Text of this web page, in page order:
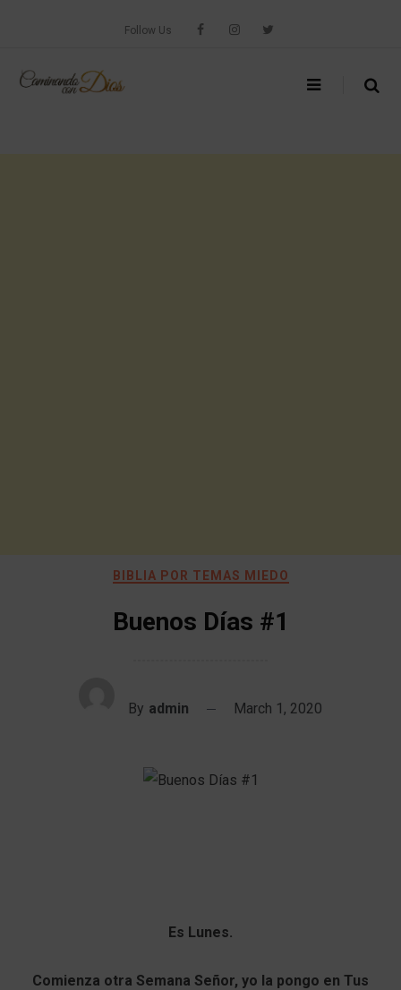
Follow Us
BIBLIA POR TEMAS MIEDO
Buenos Días #1
By admin March 1, 2020
Es Lunes.
Comienza otra Semana Señor, yo la pongo en Tus